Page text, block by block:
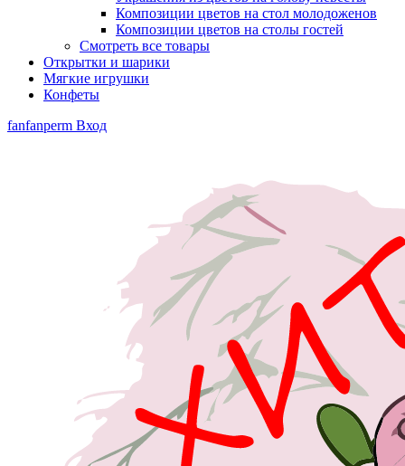
Композиции цветов на стол молодоженов
Композиции цветов на столы гостей
Смотреть все товары
Открытки и шарики
Мягкие игрушки
Конфеты
fanfanperm Вход